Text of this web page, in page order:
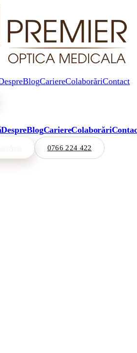
BlogCariereColaborăriContact
DespreBlogCariereColaborări
0766 224 422